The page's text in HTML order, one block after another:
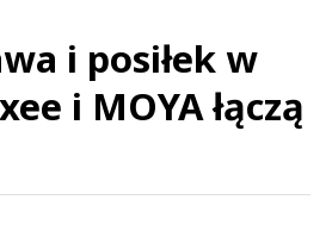
i posiłek w
i MOYA łączą